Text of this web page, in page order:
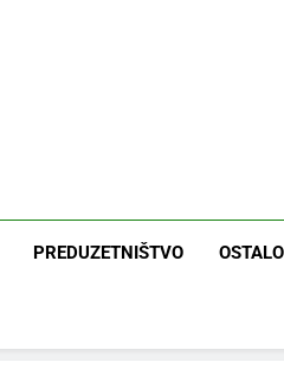
PREDUZETNIŠTVO OSTALO